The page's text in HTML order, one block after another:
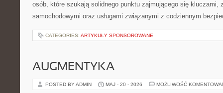
osób, które szukają solidnego punktu zajmującego się kluczami,
samochodowymi oraz usługami związanymi z codziennym
CATEGORIES: ARTYKUŁY SPONSOROWANE
AUGMENTYKA
POSTED BY ADMIN MAJ - 20 - 2026 MOŻLIWOŚĆ